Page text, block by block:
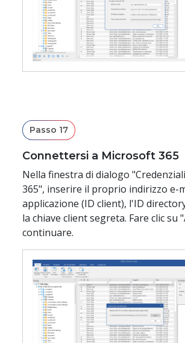
Passo 17
Connettersi a Microsoft 365
Nella finestra di dialogo
365", inserire il proprio indirizzo e-
applicazione (ID client), l'ID
la chiave client segreta. Fare clic su
continuare.